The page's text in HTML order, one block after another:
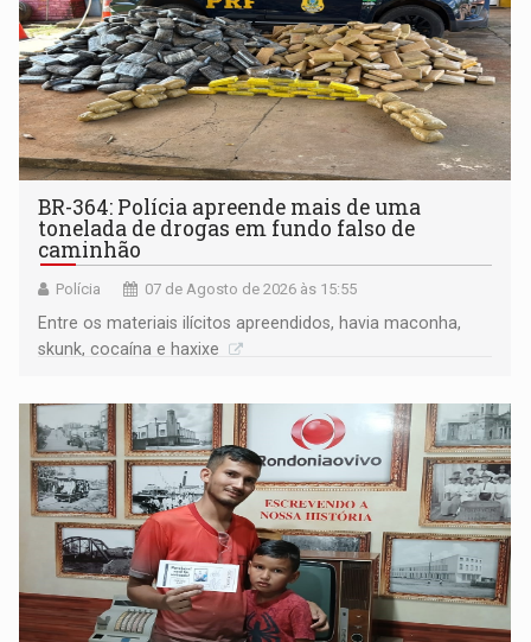
BR-364: Polícia apreende mais de uma
tonelada de drogas em fundo falso de
caminhão
Polícia 07 de Agosto de 2026 às 15:55
Entre os materiais ilícitos apreendidos, havia maconha,
skunk, cocaína e haxixe